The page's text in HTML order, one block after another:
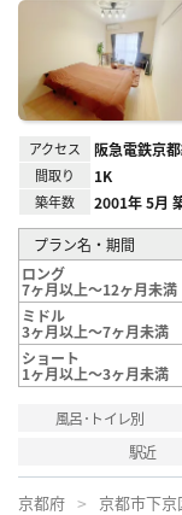
アクセス 阪急電鉄京
間取り 1K
築年数 2001年 5月
プラン名・期間
ロング
7ヶ月以上～12ヶ月未満
ミドル
3ヶ月以上～7ヶ月未満
ショート
1ヶ月以上～3ヶ月未満
風呂･トイレ別
駅近
京都府 京都市下京